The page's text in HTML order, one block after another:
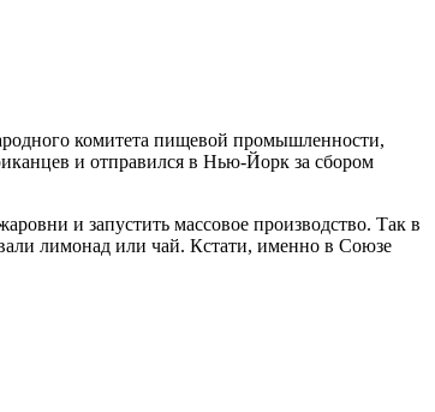
комитета пищевой промышленности,
и отправился в Нью-Йорк за сбором
и запустить массовое производство. Так в
лимонад или чай. Кстати, именно в Союзе